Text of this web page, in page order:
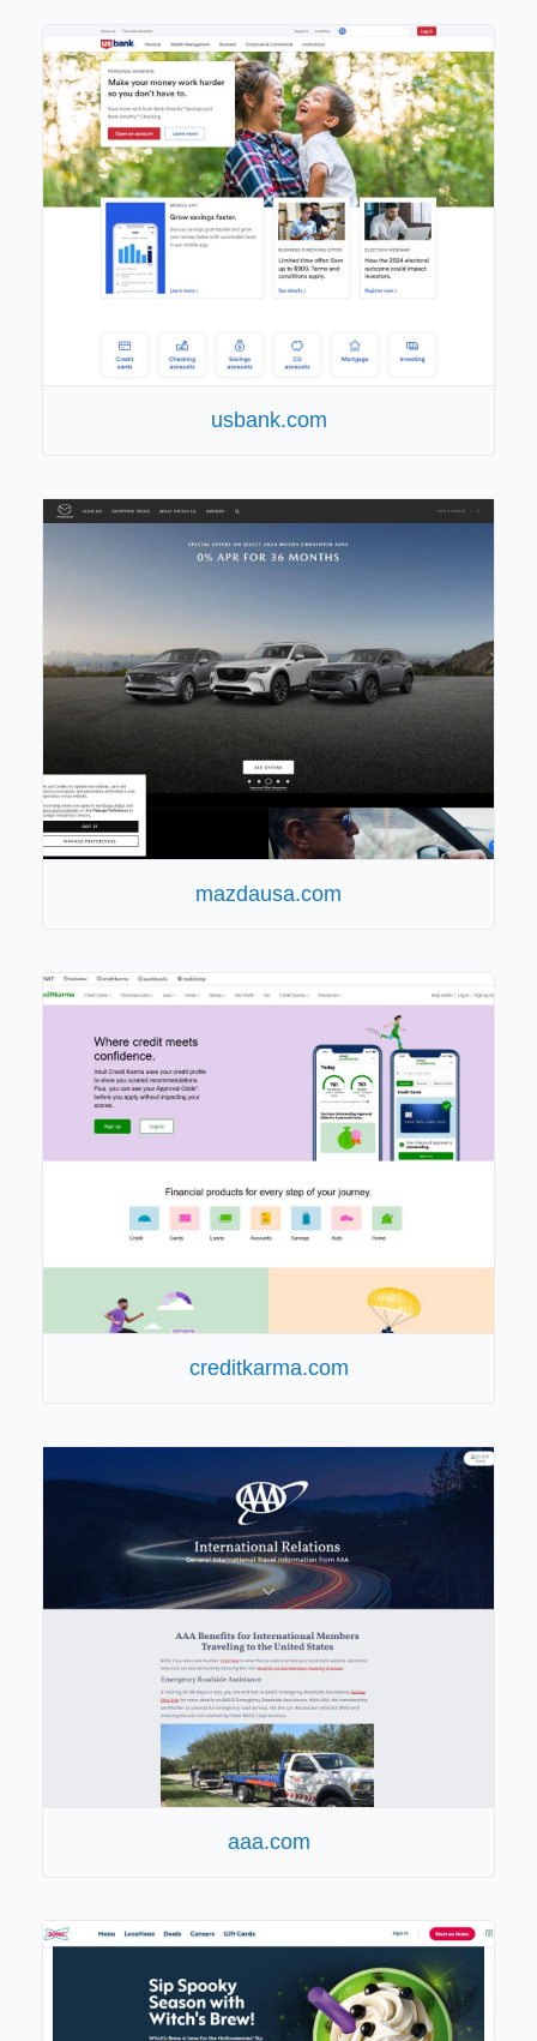
usbank.com
mazdausa.com
creditkarma.com
aaa.com